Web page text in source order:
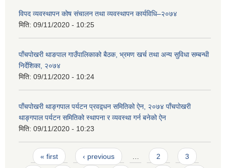
विपद व्यवस्थापन कोष संचालन तथा व्यवस्थापन कार्यविधि–२०७४
मिति: 09/11/2020 - 10:25
पाँचपोखरी थाङपाल गाउँपालिकाको बैठक, भ्रमण खर्च तथा अन्य सुविधा सम्बन्धी
निर्देशिका, २०७४
मिति: 09/11/2020 - 10:24
पाँचपोखरी थाङ्गपाल पर्यटन प्रवद्र्धन समितिको ऐन, २०७४ पाँचपोखरी
थाङ्गपाल पर्यटन समितिको स्थापना र व्यवस्था गर्न बनेको ऐन
मिति: 09/11/2020 - 10:23
Pages
« first ‹ previous 2 3